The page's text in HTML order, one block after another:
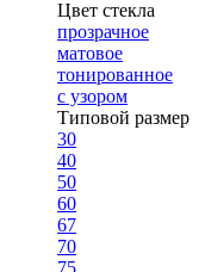
Цвет стекла
прозрачное
матовое
тонированное
с узором
Типовой размер
30
40
50
60
67
70
75